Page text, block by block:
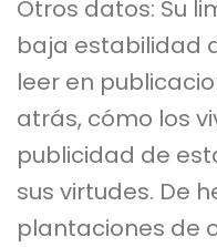
Otros datos: Su
baja estabilidad
leer en
atrás, cómo los
publicidad de
sus virtudes. De
plantaciones de